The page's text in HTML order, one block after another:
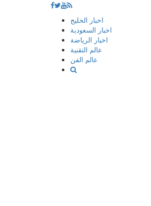
إذهب
المحتوى
اخبار الخليج
اخبار السعودية
اخبار الرياضة
عالم التقنية
عالم الفن